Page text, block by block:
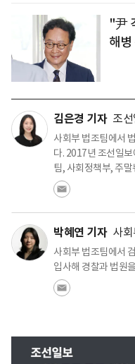
"尹
해병
김은경 기자 조
사회부 법조팀에서
다. 2017년 조선일
팀, 사회정책부, 주
박혜연 기자 사
사회부 법조팀에서
입사해 경찰과 법원